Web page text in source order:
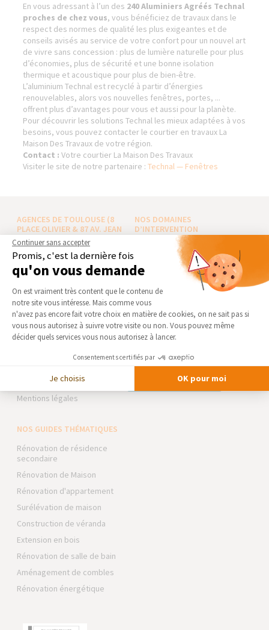
En vous adressant à l’un des 240 Aluminiers Agréés Technal
proches de chez vous, vous bénéficiez de travaux dans le
respect des normes de qualité les plus exigeantes et de
conseils avisés au service de votre confort pour un nouvel art
de vivre sans concession : plus de lumière naturelle pour plus
d’économies, plus de sécurité et une bonne isolation
thermique et acoustique pour plus de bien-être.
L’aluminium Technal est recyclé à partir d’énergies
renouvelables, alors vos nouvelles fenêtres, portes, ...
offrent plus d’avantages pour vous et aussi pour la planète.
Pour découvrir les solutions Technal les mieux adaptées à vos
besoins, vous pouvez contacter le courtier en travaux La
Maison Des Travaux de votre région.
Contact :Votre courtier La Maison Des Travaux
Visiter le site de notre partenaire :Technal — Fenêtres
AGENCES DE TOULOUSE (8
PLACE OLIVIER & 87 AV. JEAN
RIEUX)
Qui sommes-nous
Actualités
Notre charte qualité
Partenaires
Trouver une agence
Devenir franchisé
Foire aux Questions
d’intervention
Mentions légales
NOS DOMAINES
D’INTERVENTION
RÉNOVATION INTÉRIEURE
TRAVAUX EXTÉRIEURS
NOS PARTENAIRES
La Maison des Architectes
Expert Bricolage
Intégrer notre réseau
Des travaux pour les pros ?
NOS GUIDES THÉMATIQUES
Rénovation de résidence
secondaire
Rénovation de Maison
Rénovation d'appartement
Surélévation de maison
Construction de véranda
Extension en bois
Rénovation de salle de bain
Aménagement de combles
Rénovation énergétique
Continuer sans accepter
Promis, c'est la dernière fois
qu'on vous demande
Plateforme de Gestion du
On est vraiment très content que le contenu de
notre site vous intéresse. Mais comme vous
n'avez pas encore fait votre choix en matière de cookies, on ne sait pas si
vous nous autorisez à suivre votre visite ou non. Vous pouvez même
décider quels services vous nous autorisez à lancer.
Consentements certifiés par
Je choisis OK pour moi
Axeptio consent